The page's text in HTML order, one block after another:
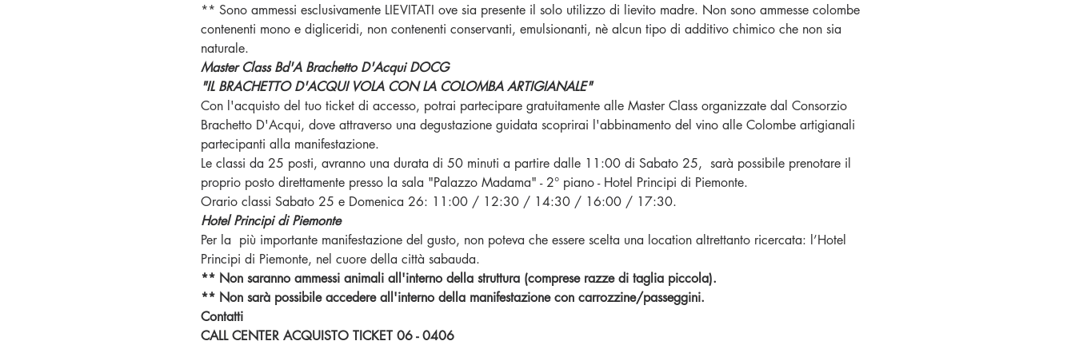
** Sono ammessi esclusivamente LIEVITATI ove sia presente il solo utilizzo di lievito madre. Non sono ammesse colombe
contenenti mono e digliceridi, non contenenti conservanti, emulsionanti, nè alcun tipo di additivo chimico che non sia
naturale.
Master Class Bd'A Brachetto D'Acqui DOCG
"IL BRACHETTO D'ACQUI VOLA CON LA COLOMBA ARTIGIANALE"
Con l'acquisto del tuo ticket di accesso, potrai partecipare gratuitamente alle Master Class organizzate dal Consorzio
Brachetto D'Acqui, dove attraverso una degustazione guidata scoprirai l'abbinamento del vino alle Colombe artigianali
partecipanti alla manifestazione.
Le classi da 25 posti, avranno una durata di 50 minuti a partire dalle 11:00 di Sabato 25,  sarà possibile prenotare il
proprio posto direttamente presso la sala "Palazzo Madama" - 2° piano - Hotel Principi di Piemonte.
Orario classi Sabato 25 e Domenica 26: 11:00 / 12:30 / 14:30 / 16:00 / 17:30.
Hotel Principi di Piemonte
Per la  più importante manifestazione del gusto, non poteva che essere scelta una location altrettanto ricercata: l’Hotel
Principi di Piemonte, nel cuore della città sabauda.
** Non saranno ammessi animali all'interno della struttura (comprese razze di taglia piccola).
** Non sarà possibile accedere all'interno della manifestazione con carrozzine/passeggini.
Contatti
CALL CENTER ACQUISTO TICKET 06 - 0406